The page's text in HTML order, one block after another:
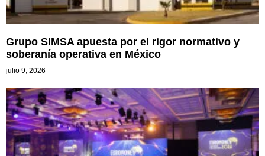
Grupo SIMSA apuesta por el rigor normativo y
soberanía operativa en México
julio 9, 2026